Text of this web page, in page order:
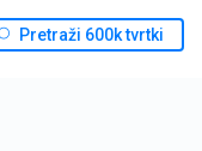
Pretraži 600k tvrtki